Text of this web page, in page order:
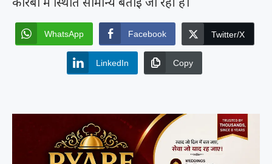
WhatsApp Facebook Twitter/X
LinkedIn Copy